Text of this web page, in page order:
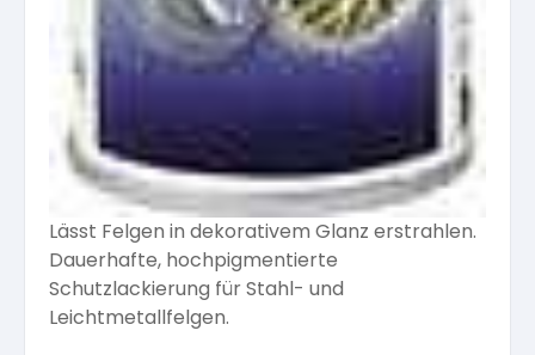
Lässt Felgen in dekorativem Glanz erstrahlen.
Dauerhafte, hochpigmentierte
Schutzlackierung für Stahl- und
Leichtmetallfelgen.